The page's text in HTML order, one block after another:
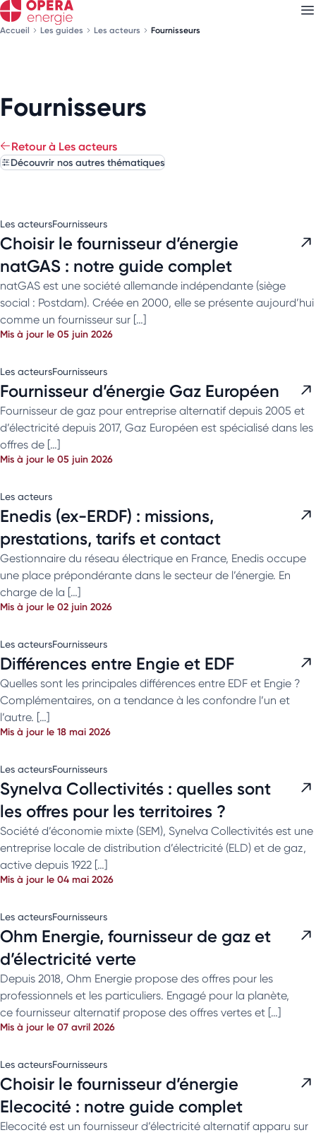
Accueil Les guides Les acteurs Fournisseurs
Fournisseurs
Retour à Les acteurs
Découvrir nos autres thématiques
Les acteursFournisseurs
Choisir le fournisseur d’énergie
natGAS : notre guide complet
natGAS est une société allemande indépendante (siège
social : Postdam). Créée en 2000, elle se présente aujourd’hui
comme un fournisseur sur […]
Mis à jour le 05 juin 2026
Les acteursFournisseurs
Fournisseur d’énergie Gaz Européen
Fournisseur de gaz pour entreprise alternatif depuis 2005 et
d’électricité depuis 2017, Gaz Européen est spécialisé dans les
offres de […]
Mis à jour le 05 juin 2026
Les acteurs
Enedis (ex-ERDF) : missions,
prestations, tarifs et contact
Gestionnaire du réseau électrique en France, Enedis occupe
une place prépondérante dans le secteur de l’énergie. En
charge de la […]
Mis à jour le 02 juin 2026
Les acteursFournisseurs
Différences entre Engie et EDF
Quelles sont les principales différences entre EDF et Engie ?
Complémentaires, on a tendance à les confondre l’un et
l’autre. […]
Mis à jour le 18 mai 2026
Les acteursFournisseurs
Synelva Collectivités : quelles sont
les offres pour les territoires ?
Société d’économie mixte (SEM), Synelva Collectivités est une
entreprise locale de distribution d’électricité (ELD) et de gaz,
active depuis 1922 […]
Mis à jour le 04 mai 2026
Les acteursFournisseurs
Ohm Energie, fournisseur de gaz et
d’électricité verte
Depuis 2018, Ohm Energie propose des offres pour les
professionnels et les particuliers. Engagé pour la planète,
ce fournisseur alternatif propose des offres vertes et […]
Mis à jour le 07 avril 2026
Les acteursFournisseurs
Choisir le fournisseur d’énergie
Elecocité : notre guide complet
Elecocité est un fournisseur d’électricité alternatif apparu sur
Choisissez les newsletters qui vous intéressent